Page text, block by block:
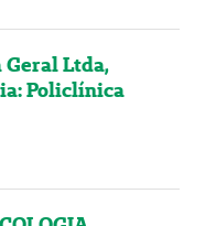
Ltda,
Policlínica